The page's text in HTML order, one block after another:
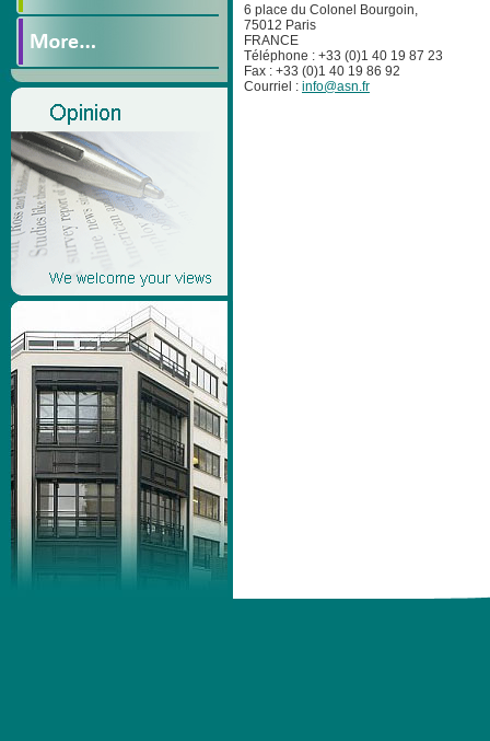
6 place du Colonel Bourgoin,
75012 Paris
FRANCE
Téléphone : +33 (0)1 40 19 87 23
Fax : +33 (0)1 40 19 86 92
Courriel : info@asn.fr